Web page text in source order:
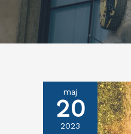
maj
20
2023